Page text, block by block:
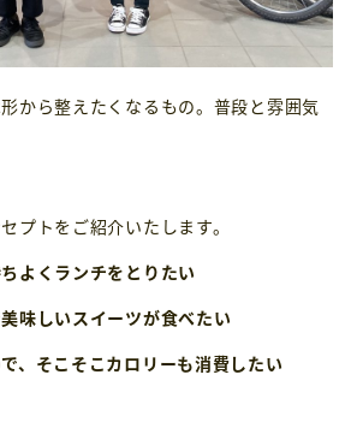
から整えたくなるもの。普段と雰囲気
プトをご紹介いたします。
よくランチをとりたい
味しいスイーツが食べたい
、そこそこカロリーも消費したい